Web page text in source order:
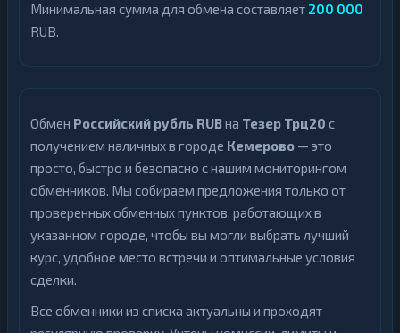
Минимальная сумма для обмена составляет 200 000
RUB.
Обмен Российский рубль RUBна Тезер Трц20 с
получением наличных в городе Кемерово — это
просто, быстро и безопасно с нашим мониторингом
обменников. Мы собираем предложения только от
проверенных обменных пунктов, работающих в
указанном городе, чтобы вы могли выбрать лучший
курс, удобное место встречи и оптимальные условия
сделки.
Все обменники из списка актуальны и проходят